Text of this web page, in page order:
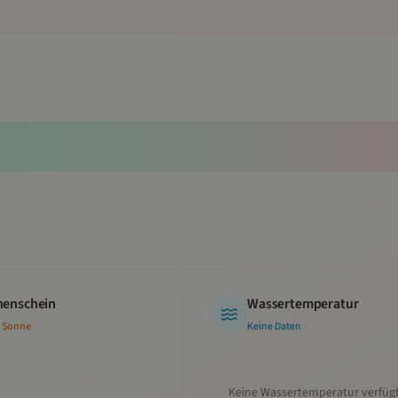
Wassertemperatur
Keine Daten
Keine Wassertemperatur